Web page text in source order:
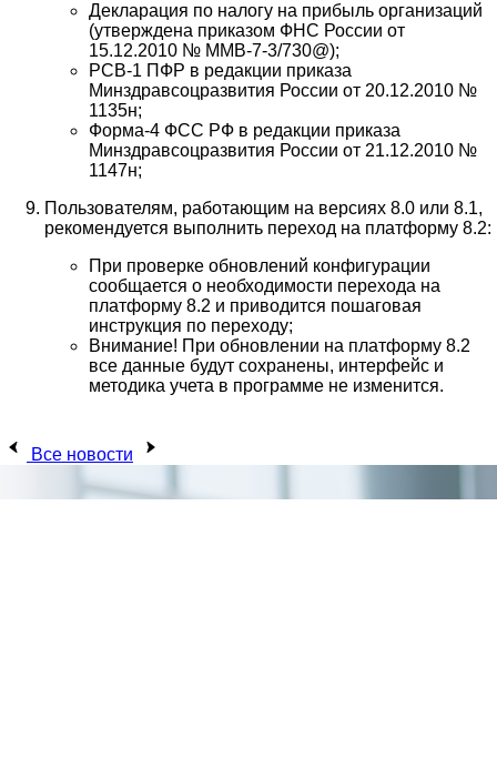
Декларация по налогу на прибыль организаций
(утверждена приказом ФНС России от
15.12.2010 № ММВ-7-3/730@);
РСВ-1 ПФР в редакции приказа
Минздравсоцразвития России от 20.12.2010 №
1135н;
Форма-4 ФСС РФ в редакции приказа
Минздравсоцразвития России от 21.12.2010 №
1147н;
Пользователям, работающим на версиях 8.0 или 8.1,
рекомендуется выполнить переход на платформу 8.2:
При проверке обновлений конфигурации
сообщается о необходимости перехода на
платформу 8.2 и приводится пошаговая
инструкция по переходу;
Внимание! При обновлении на платформу 8.2
все данные будут сохранены, интерфейс и
методика учета в программе не изменится.
Все новости